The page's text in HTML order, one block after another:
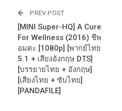
PREV POST
[MINI Super-HQ] A Cure
For Wellness (2016) ชีพ
อมตะ [1080p] [พากย์ไทย
5.1 + เสียงอังกฤษ DTS]
[บรรยายไทย + อังกฤษ]
[เสียงไทย + ซับไทย]
[PANDAFILE]